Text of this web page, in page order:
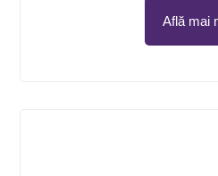
Află mai